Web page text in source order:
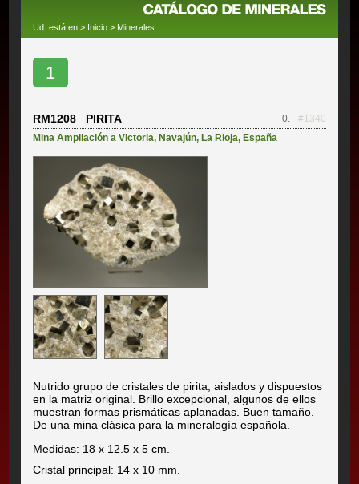
Ud. está en > Inicio > Minerales
1
RM1208 PIRITA - 0.
#1340
Mina Ampliación a Victoria,Navajún,La Rioja,España
Nutrido grupo de cristales de pirita, aislados y dispuestos
en la matriz original. Brillo excepcional, algunos de ellos
muestran formas prismáticas aplanadas. Buen tamaño.
De una mina clásica para la mineralogía española.
Medidas: 18 x 12.5 x 5 cm.
Cristal principal: 14 x 10 mm.